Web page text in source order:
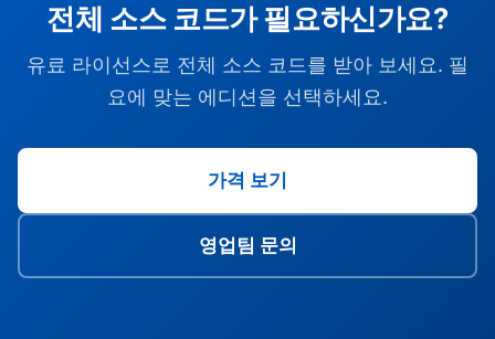
전체 소스 코드가 필요하신가요?
유료 라이선스로 전체 소스 코드를 받아 보세요. 필
요에 맞는 에디션을 선택하세요.
가격 보기
영업팀 문의